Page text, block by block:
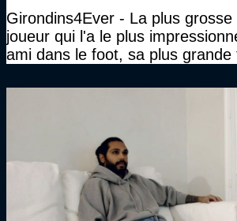
Girondins4Ever - La plus
joueur qui l'a le plus
ami dans le foot, sa plus